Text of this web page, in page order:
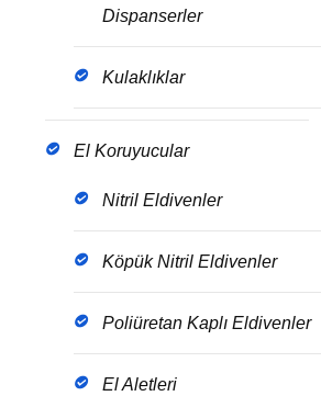
Dispanserler
Kulaklıklar
El Koruyucular
Nitril Eldivenler
Köpük Nitril Eldivenler
Poliüretan Kaplı Eldivenler
El Aletleri